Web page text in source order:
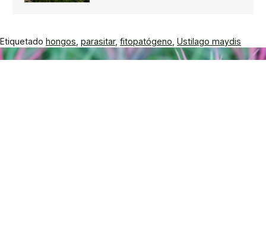
Etiquetado hongos parasitar, fitopatógeno Ustilago maydis